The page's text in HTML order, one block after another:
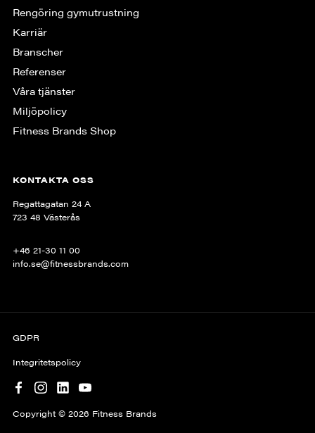
Rengöring gymutrustning
Karriär
Branscher
Referenser
Våra tjänster
Miljöpolicy
Fitness Brands Shop
KONTAKTA OSS
Regattagatan 24 A
723 48 Västerås
+46 21-30 11 00
info.se@fitnessbrands.com
GDPR
Integritetspolicy
Copyright © 2026 Fitness Brands